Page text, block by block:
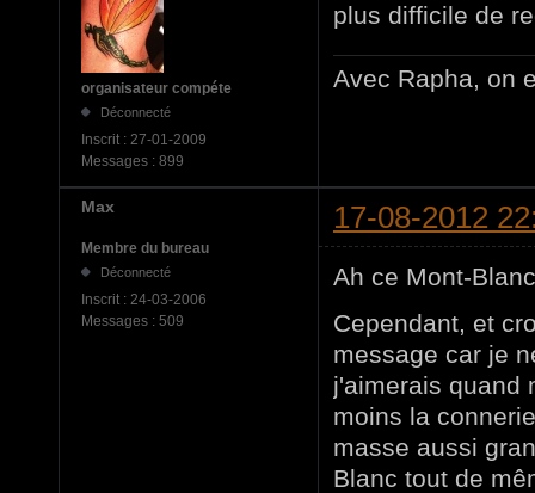
organisateur compéte
Déconnecté
Inscrit : 27-01-2009
Messages : 899
plus difficile de
Avec Rapha, on
Max 17-08-2012
Membre du bureau
Déconnecté
Inscrit : 24-03-2006
Messages : 509
Ah ce Mont-
Cependant, et
message car je
j'aimerais quand
moins la
masse aussi
Blanc tout de